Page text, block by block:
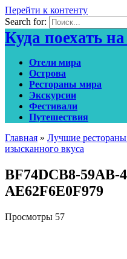
Перейти к контенту
Search for:
Куда поехать
Отели мира
Острова
Рестораны мира
Экскурсии
Фестивали
Путешествия
Главная » Лучшие
изысканного вкуса
BF74DCB8-59AB-
AE62F6E0F979
Просмотры 57